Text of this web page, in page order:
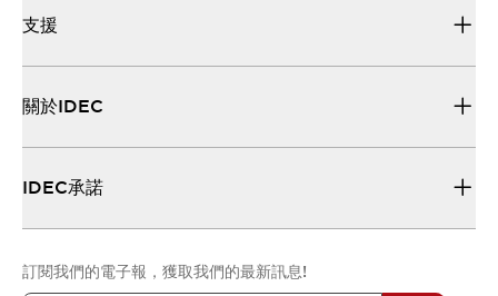
支援
關於IDEC
IDEC承諾
訂閱我們的電子報，獲取我們的最新訊息!